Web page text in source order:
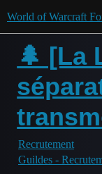
World of Warcraft
🌲 [La
Recrutement
Guildes -